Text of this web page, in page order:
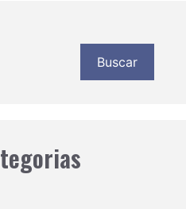
Buscar